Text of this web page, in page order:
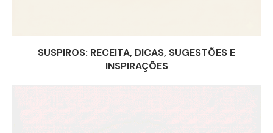
SUSPIROS: RECEITA, DICAS, SUGESTÕES E
INSPIRAÇÕES